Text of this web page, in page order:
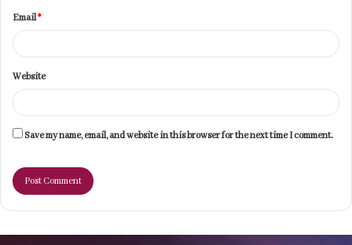
Email*
Website
Save my name, email, and website in this browser for the next time I comment.